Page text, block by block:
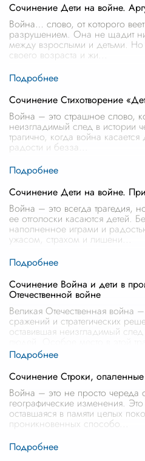
Сочинение Дети на войне.
Война… слово, от которого
разрушением. Она не щадит
между взрослыми и детьми.
своего возраста и жи
Сочинение Стихотворение
Война – это страшное слово,
неизгладимый след в истории
трагично, когда война
радости и безза
Сочинение Дети на войне.
Война – это всегда трагедия,
ее отголоски касаются детей.
наполненное играми и
ужасом, страхом и лишени
Сочинение Война и дети в
Отечественной войне
Великая Отечественная война
сражений и стратегических
оставившая неизгладимый
Сочинение Строки,
Война – это не просто череда
географические изменения.
оставшаяся в памяти целых
проникновенных способо